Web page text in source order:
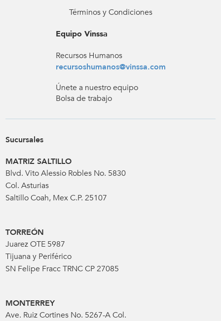
Términos y Condiciones
Equipo Vinssa
Recursos Humanos
recursoshumanos@vinssa.com
Únete a nuestro equipo
Bolsa de trabajo
Sucursales
MATRIZ SALTILLO
Blvd. Vito Alessio Robles No. 5830
Col. Asturias
Saltillo Coah, Mex C.P. 25107
TORREÓN
Juarez OTE 5987
Tijuana y Periférico
SN Felipe Fracc TRNC CP 27085
MONTERREY
Ave. Ruiz Cortines No. 5267-A Col.